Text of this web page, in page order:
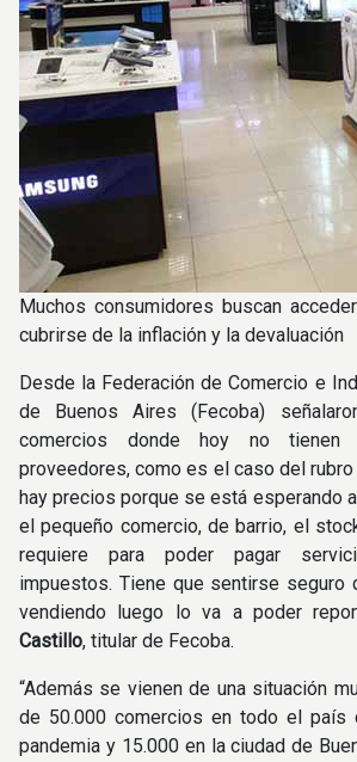
Muchos consumidores buscan
cubrirse de la inflación y la devaluación
Desde la Federación de Comercio e
de Buenos Aires (Fecoba)
comercios donde hoy no
proveedores, como es el caso del rubro
hay precios porque se está esperando
el pequeño comercio, de barrio, el
requiere para poder pagar
impuestos. Tiene que sentirse seguro
vendiendo luego lo va a poder
Castillo, titular de Fecoba.
“Además se vienen de una situación
de 50.000 comercios en todo el país
pandemia y 15.000 en la ciudad de